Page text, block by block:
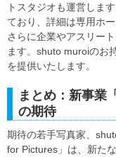
トスタジオも運営しま
ており、詳細は専用ホ
さらに企業やアスリー
ます。shuto muroiのお
を提供いたします。
まとめ：新事業
の期待
期待の若手写真家、
for Pictures」は、新た